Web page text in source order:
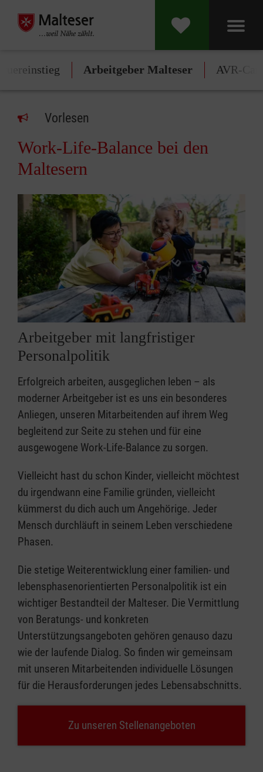
Arbeitgeber Malteser AVR-
Vorlesen
Work-Life-Balance bei den
Maltesern
Arbeitgeber mit langfristiger
Personalpolitik
Erfolgreich arbeiten, ausgeglichen leben – als
moderner Arbeitgeber ist es uns ein besonderes
Anliegen, unseren Mitarbeitenden auf ihrem Weg
begleitend zur Seite zu stehen und für eine
ausgewogene Work-Life-Balance zu sorgen.
Vielleicht hast du schon Kinder, vielleicht möchtest
du irgendwann eine Familie gründen, vielleicht
kümmerst du dich auch um Angehörige. Jeder
Mensch durchläuft in seinem Leben verschiedene
Phasen.
Die stetige Weiterentwicklung einer familien- und
lebensphasenorientierten Personalpolitik ist ein
wichtiger Bestandteil der Malteser. Die Vermittlung
von Beratungs- und konkreten
Unterstützungsangeboten gehören genauso dazu
wie der laufende Dialog. So finden wir gemeinsam
mit unseren Mitarbeitenden individuelle Lösungen
für die Herausforderungen jedes Lebensabschnitts.
Zu unseren Stellenangeboten